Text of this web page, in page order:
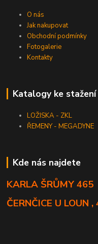
O nás
Jak nakupovat
Obchodní podmínky
Fotogalerie
Kontakty
Katalogy ke stažení
LOŽISKA - ZKL
ŘEMENY - MEGADYNE
Kde nás najdete
KARLA ŠRŮMY 465
ČERNČICE U LOUN